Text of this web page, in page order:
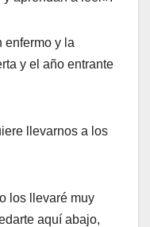
enfermo y la
y el año entrante
llevarnos a los
los llevaré muy
aquí abajo,